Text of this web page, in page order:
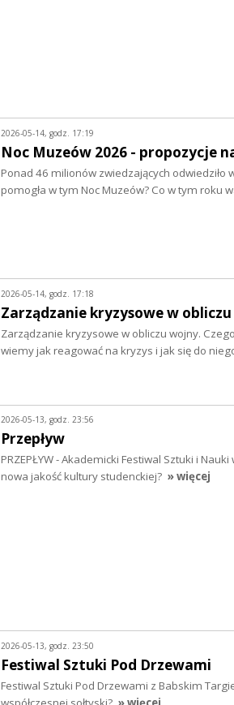
2026-05-14, godz. 17:19
Noc Muzeów 2026 - propozycje
Ponad 46 milionów zwiedzających
pomogła w tym Noc Muzeów? Co w tym roku
2026-05-14, godz. 17:18
Zarządzanie kryzysowe w
Zarządzanie kryzysowe w obliczu wojny.
wiemy jak reagować na kryzys i jak się do
2026-05-13, godz. 23:56
Przepływ
PRZEPŁYW - Akademicki Festiwal Sztuki i
nowa jakość kultury studenckiej? » więcej
2026-05-13, godz. 23:50
Festiwal Sztuki Pod Drzewami
Festiwal Sztuki Pod Drzewami z Babskim